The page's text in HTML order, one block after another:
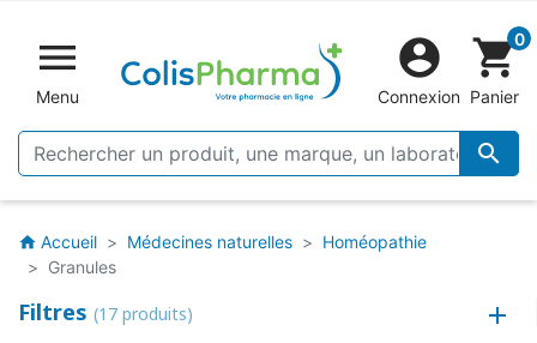

Menu


Connexion
shopping_cart0
Panier
home Accueil Médecines naturelles
Homéopathie
Granules
Filtres (17 produits)